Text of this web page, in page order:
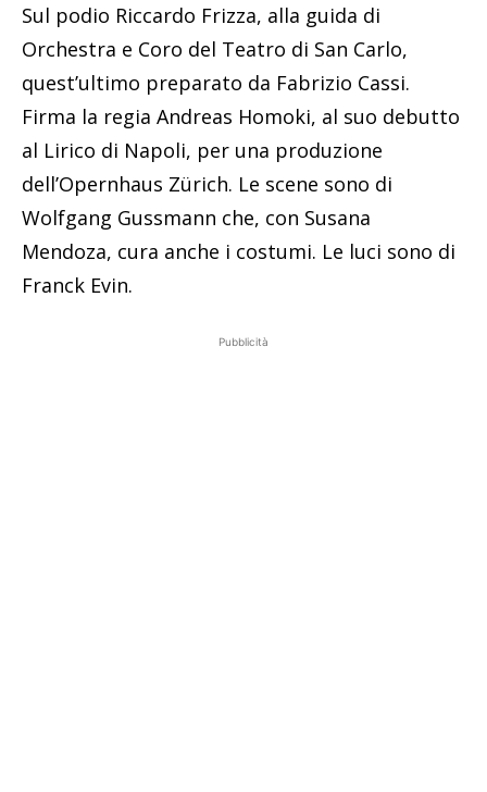
Sul podio Riccardo Frizza, alla guida di
Orchestra e Coro del Teatro di San Carlo,
quest’ultimo preparato da Fabrizio Cassi.
Firma la regia Andreas Homoki, al suo debutto
al Lirico di Napoli, per una produzione
dell’Opernhaus Zürich. Le scene sono di
Wolfgang Gussmann che, con Susana
Mendoza, cura anche i costumi. Le luci sono di
Franck Evin.
Pubblicità